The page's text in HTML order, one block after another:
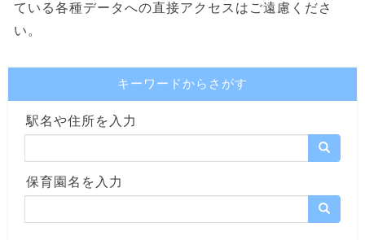
ている各種データへの直接アクセスはご遠慮くださ
い。
キーワードからさがす
駅名や住所を入力
保育園名を入力